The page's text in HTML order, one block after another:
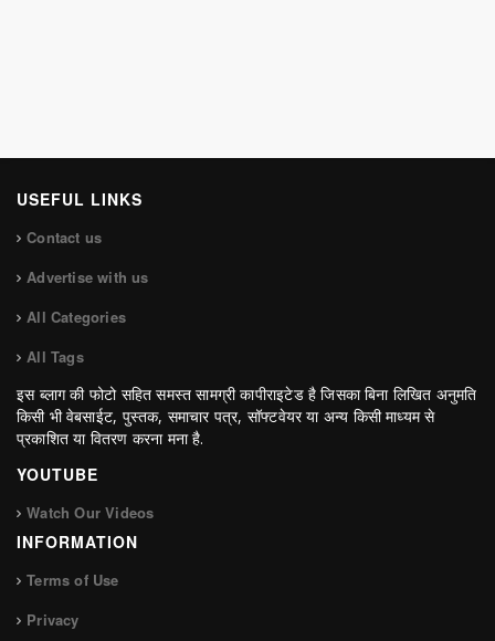
USEFUL LINKS
Contact us
Advertise with us
All Categories
All Tags
इस ब्लाग की फोटो सहित समस्त सामग्री कापीराइटेड है जिसका बिना लिखित अनुमति
किसी भी वेबसाईट, पुस्तक, समाचार पत्र, सॉफ्टवेयर या अन्य किसी माध्यम से
प्रकाशित या वितरण करना मना है.
YOUTUBE
Watch Our Videos
INFORMATION
Terms of Use
Privacy